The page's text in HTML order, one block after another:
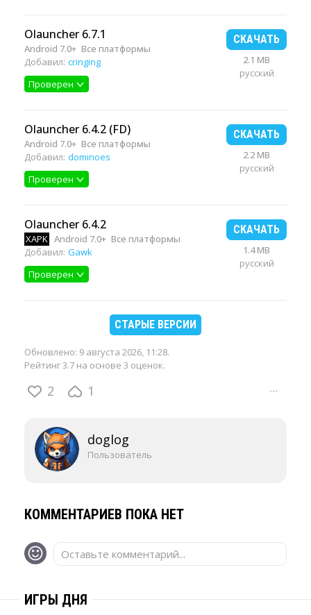
Olauncher 6.7.1
Android 7.0+ Все платформы
Добавил: cringing
Проверен
СКАЧАТЬ
2.1 MB
русский
Olauncher 6.4.2 (FD)
Android 7.0+ Все платформы
Добавил: dominoes
Проверен
СКАЧАТЬ
2.2 MB
русский
Olauncher 6.4.2
XAPK Android 7.0+ Все платформы
Добавил: Gawk
Проверен
СКАЧАТЬ
1.4 MB
русский
СТАРЫЕ ВЕРСИИ
Обновлено: 9 августа 2026, 11:28.
Рейтинг 3.7 на основе 3 оценок.
2 1 ···
doglog
Пользователь
КОММЕНТАРИЕВ ПОКА НЕТ
Оставьте комментарий...
ИГРЫ ДНЯ